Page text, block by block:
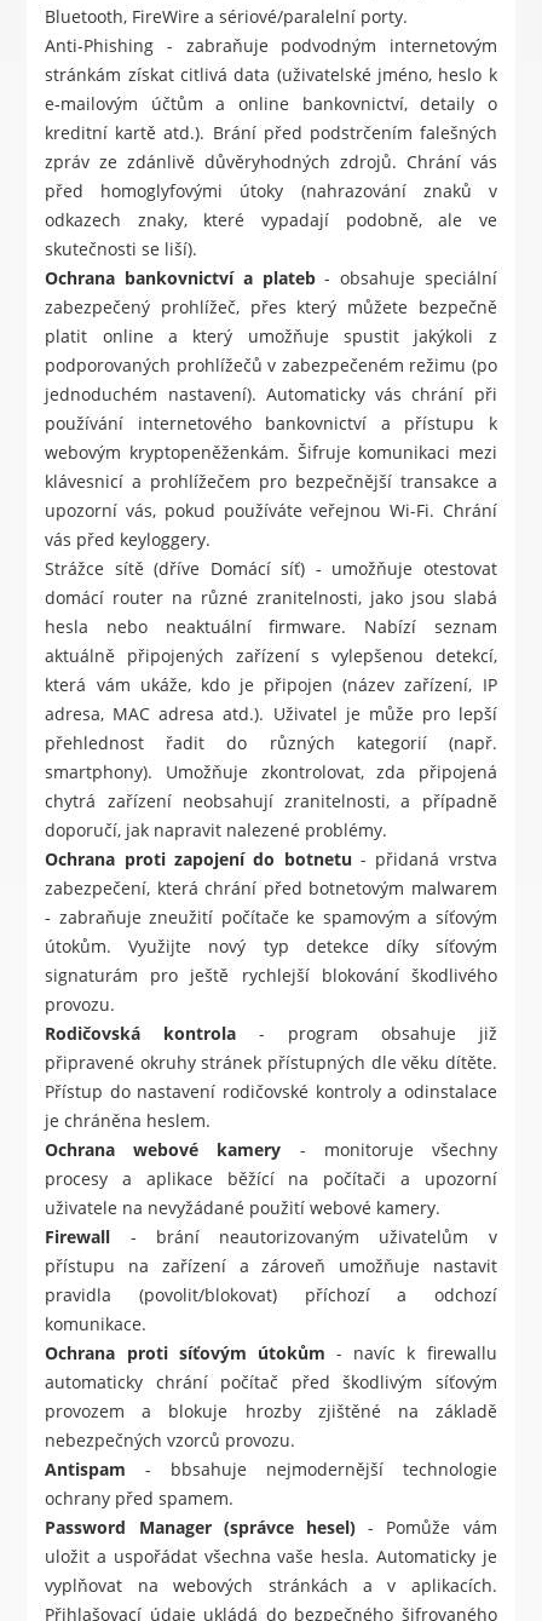
Bluetooth, FireWire a sériové/paralelní porty.
Anti-Phishing - zabraňuje podvodným internetovým
stránkám získat citlivá data (uživatelské jméno, heslo k
e-mailovým účtům a online bankovnictví, detaily o
kreditní kartě atd.). Brání před podstrčením falešných
zpráv ze zdánlivě důvěryhodných zdrojů. Chrání vás
před homoglyfovými útoky (nahrazování znaků v
odkazech znaky, které vypadají podobně, ale ve
skutečnosti se liší).
Ochrana bankovnictví a plateb- obsahuje speciální
zabezpečený prohlížeč, přes který můžete bezpečně
platit online a který umožňuje spustit jakýkoli z
podporovaných prohlížečů v zabezpečeném režimu (po
jednoduchém nastavení). Automaticky vás chrání při
používání internetového bankovnictví a přístupu k
webovým kryptopeněženkám. Šifruje komunikaci mezi
klávesnicí a prohlížečem pro bezpečnější transakce a
upozorní vás, pokud používáte veřejnou Wi-Fi. Chrání
vás před keyloggery.
Strážce sítě (dříve Domácí síť) - umožňuje otestovat
domácí router na různé zranitelnosti, jako jsou slabá
hesla nebo neaktuální firmware. Nabízí seznam
aktuálně připojených zařízení s vylepšenou detekcí,
která vám ukáže, kdo je připojen (název zařízení, IP
adresa, MAC adresa atd.). Uživatel je může pro lepší
přehlednost řadit do různých kategorií (např.
smartphony). Umožňuje zkontrolovat, zda připojená
chytrá zařízení neobsahují zranitelnosti, a případně
doporučí, jak napravit nalezené problémy.
Ochrana proti zapojení do botnetu - přidaná vrstva
zabezpečení, která chrání před botnetovým malwarem
- zabraňuje zneužití počítače ke spamovým a síťovým
útokům. Využijte nový typ detekce díky síťovým
signaturám pro ještě rychlejší blokování škodlivého
provozu.
Rodičovská kontrola - program obsahuje již
připravené okruhy stránek přístupných dle věku dítěte.
Přístup do nastavení rodičovské kontroly a odinstalace
je chráněna heslem.
Ochrana webové kamery - monitoruje všechny
procesy a aplikace běžící na počítači a upozorní
uživatele na nevyžádané použití webové kamery.
Firewall - brání neautorizovaným uživatelům v
přístupu na zařízení a zároveň umožňuje nastavit
pravidla (povolit/blokovat) příchozí a odchozí
komunikace.
Ochrana proti síťovým útokům - navíc k firewallu
automaticky chrání počítač před škodlivým síťovým
provozem a blokuje hrozby zjištěné na základě
nebezpečných vzorců provozu.
Antispam - bbsahuje nejmodernější technologie
ochrany před spamem.
Password Manager (správce hesel) - Pomůže vám
uložit a uspořádat všechna vaše hesla. Automaticky je
vyplňovat na webových stránkách a v aplikacích.
Přihlašovací údaje ukládá do bezpečného šifrovaného